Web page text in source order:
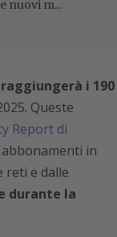
nuovi m...
i 190
Queste
Report di
in
reti e dalle
durante la